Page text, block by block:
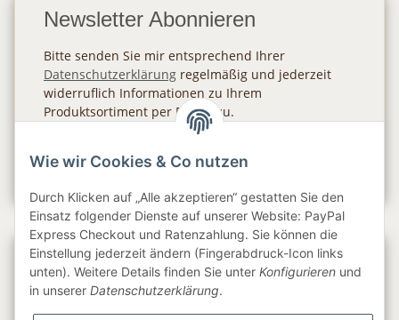
Newsletter Abonnieren
Bitte senden Sie mir entsprechend Ihrer
Datenschutzerklärung regelmäßig und jederzeit
widerruflich Informationen zu Ihrem
Produktsortiment per E-Mail zu.
Gesetzliche Informationen
Wie wir Cookies & Co nutzen
Durch Klicken auf „Alle akzeptieren“ gestatten Sie den
Einsatz folgender Dienste auf unserer Website: PayPal
Express Checkout und Ratenzahlung. Sie können die
Einstellung jederzeit ändern (Fingerabdruck-Icon links
unten). Weitere Details finden Sie unter Konfigurieren und
in unserer Datenschutzerklärung.